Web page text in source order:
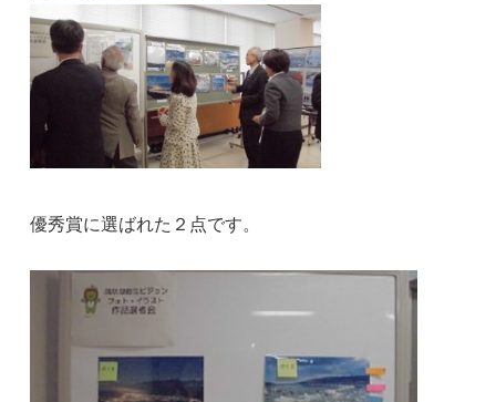
優秀賞に選ばれた２点です。